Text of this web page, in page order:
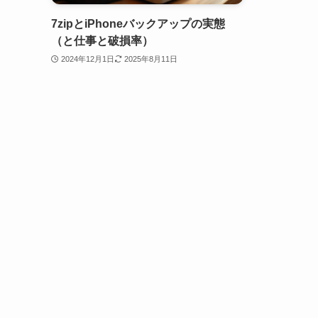
7zipとiPhoneバックアップの実態
（と仕事と破損率）
2024年12月1日 2025年8月11日